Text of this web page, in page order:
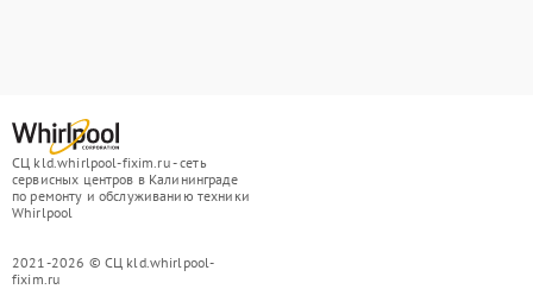
СЦ kld.whirlpool-fixim.ru - сеть
сервисных центров в Калининграде
по ремонту и обслуживанию техники
Whirlpool
2021-2026 © СЦ kld.whirlpool-
fixim.ru